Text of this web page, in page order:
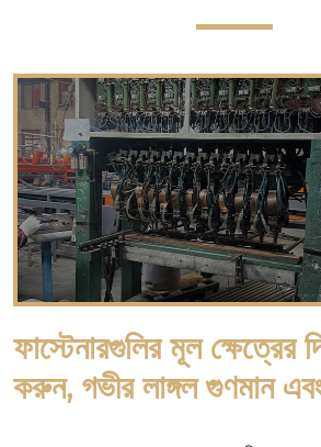
ফাস্টেনারগুলির মূল ক্ষেত্রের
করুন, গভীর লাঙ্গল গুণমান